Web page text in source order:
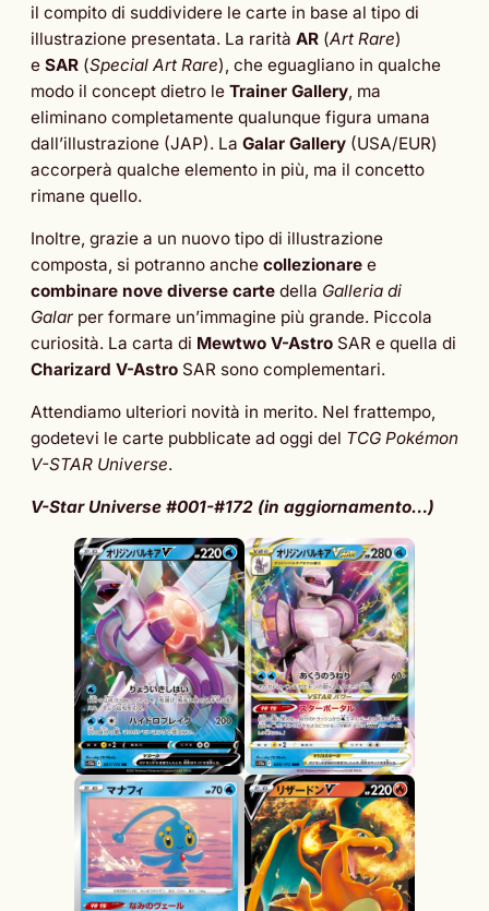
il compito di suddividere le carte in base al tipo di
illustrazione presentata. La rarità AR (Art Rare)
e SAR (Special Art Rare), che eguagliano in qualche
modo il concept dietro le Trainer Gallery, ma
eliminano completamente qualunque figura umana
dall’illustrazione (JAP). La Galar Gallery (USA/EUR)
accorperà qualche elemento in più, ma il concetto
rimane quello.
Inoltre, grazie a un nuovo tipo di illustrazione
composta, si potranno anche collezionare e
combinare nove diverse carte della Galleria di
Galar per formare un’immagine più grande. Piccola
curiosità. La carta di Mewtwo V-Astro SAR e quella di
Charizard V-Astro SAR sono complementari.
Attendiamo ulteriori novità in merito. Nel frattempo,
godetevi le carte pubblicate ad oggi del TCG Pokémon
V-STAR Universe.
V-Star Universe #001-#172 (in aggiornamento…)